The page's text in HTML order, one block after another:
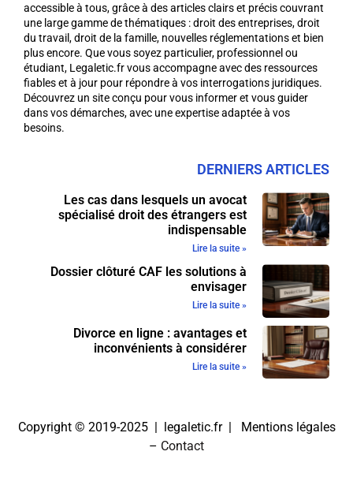
accessible à tous, grâce à des articles clairs et précis couvrant
une large gamme de thématiques : droit des entreprises, droit
du travail, droit de la famille, nouvelles réglementations et bien
plus encore. Que vous soyez particulier, professionnel ou
étudiant, Legaletic.fr vous accompagne avec des ressources
fiables et à jour pour répondre à vos interrogations juridiques.
Découvrez un site conçu pour vous informer et vous guider
dans vos démarches, avec une expertise adaptée à vos
besoins.
DERNIERS ARTICLES
Les cas dans lesquels un avocat
spécialisé droit des étrangers est
indispensable
Lire la suite »
Dossier clôturé CAF les solutions à
envisager
Lire la suite »
Divorce en ligne : avantages et
inconvénients à considérer
Lire la suite »
Copyright © 2019-2025 | legaletic.fr | Mentions légales
– Contact